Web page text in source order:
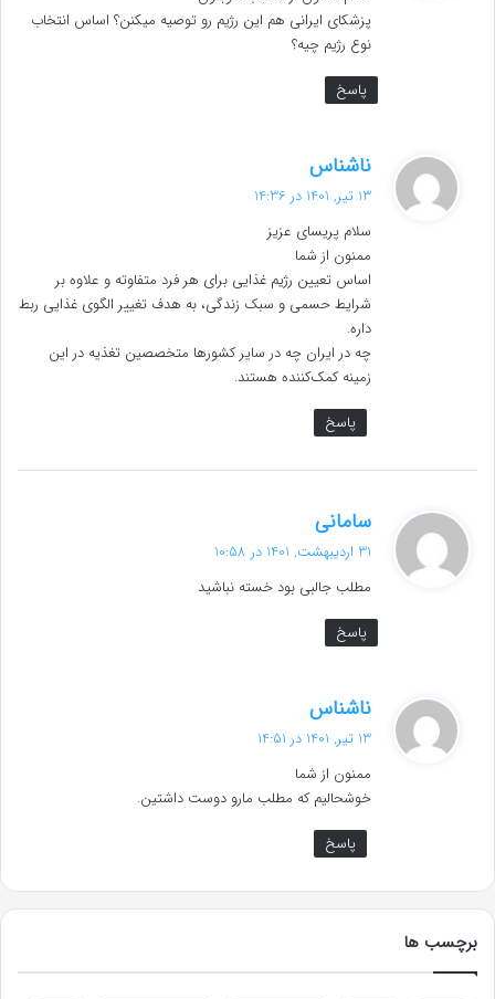
پزشکای ایرانی هم این رژیم رو توصیه میکنن؟ اساس انتخاب
نوع رژیم چیه؟
پاسخ
ناشناس
ف
:
13 تیر, 1401 در 14:36
سلام پریسای عزیز
ممنون از شما
اساس تعیین رژیم غذایی برای هر فرد متفاوته و علاوه بر
شرایط حسمی و سبک زندگی، به هدف تغییر الگوی غذایی ربط
داره.
چه در ایران چه در سایر کشورها متخصصین تغذیه در این
زمینه کمک‌کننده هستند.
پاسخ
سامانی
:
31 اردیبهشت, 1401 در 10:58
مطلب جالبی بود خسته نباشید
پاسخ
ناشناس
ف
:
13 تیر, 1401 در 14:51
ممنون از شما
خوشحالیم که مطلب مارو دوست داشتین.
پاسخ
برچسب ها